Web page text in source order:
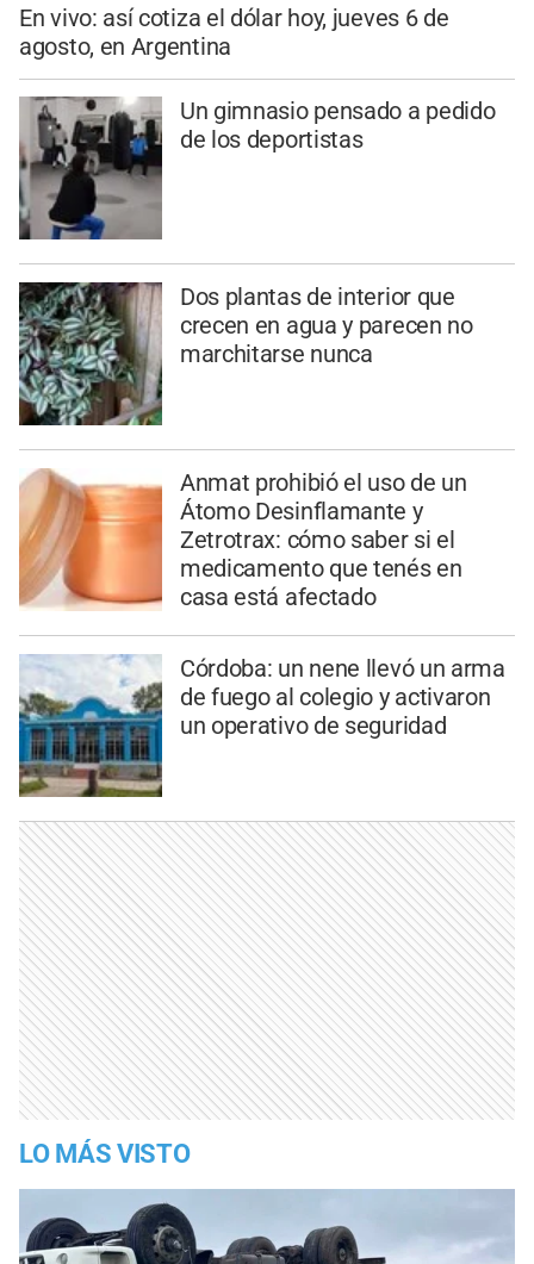
En vivo: así cotiza el dólar hoy, jueves 6 de
agosto, en Argentina
Un gimnasio pensado a pedido
de los deportistas
Dos plantas de interior que
crecen en agua y parecen no
marchitarse nunca
Anmat prohibió el uso de un
Átomo Desinflamante y
Zetrotrax: cómo saber si el
medicamento que tenés en
casa está afectado
Córdoba: un nene llevó un arma
de fuego al colegio y activaron
un operativo de seguridad
LO MÁS VISTO